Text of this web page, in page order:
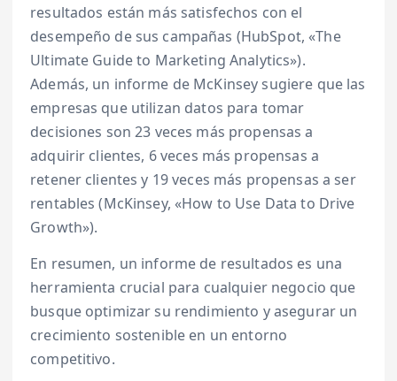
resultados están más satisfechos con el
desempeño de sus campañas (HubSpot, «The
Ultimate Guide to Marketing Analytics»).
Además, un informe de McKinsey sugiere que las
empresas que utilizan datos para tomar
decisiones son 23 veces más propensas a
adquirir clientes, 6 veces más propensas a
retener clientes y 19 veces más propensas a ser
rentables (McKinsey, «How to Use Data to Drive
Growth»).
En resumen, un informe de resultados es una
herramienta crucial para cualquier negocio que
busque optimizar su rendimiento y asegurar un
crecimiento sostenible en un entorno
competitivo.